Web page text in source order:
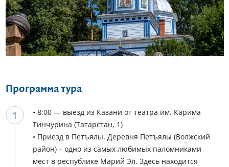
Еще 10 фото
Программа тура
• 8:00 — выезд из Казани от театра им. Карима
Тинчурина (Татарстан, 1)
• Приезд в Петъялы. Деревня Петъялы (Волжский
район) – одно из самых любимых паломниками
мест в республике Марий Эл. Здесь находится